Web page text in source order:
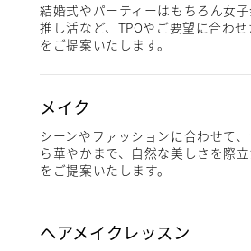
結婚式やパーティーはもちろん女子
推し活など、TPOやご要望に合わ
をご提案いたします。
メイク
シーンやファッションに合わせて
ら華やかまで、自然な美しさを際
をご提案いたします。
ヘアメイクレッスン